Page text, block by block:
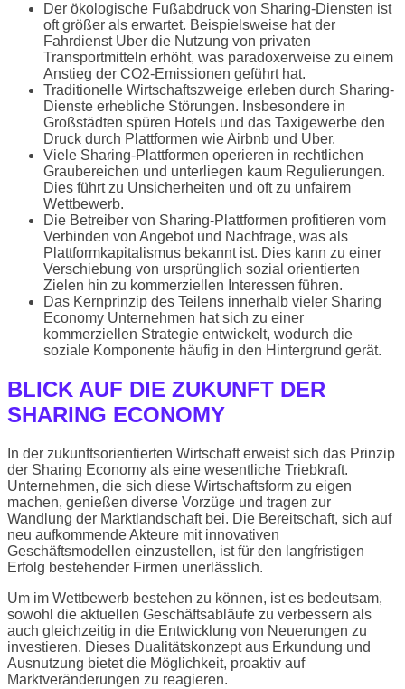
Der ökologische Fußabdruck von Sharing-Diensten ist
oft größer als erwartet. Beispielsweise hat der
Fahrdienst Uber die Nutzung von privaten
Transportmitteln erhöht, was paradoxerweise zu einem
Anstieg der CO2-Emissionen geführt hat.
Traditionelle Wirtschaftszweige erleben durch Sharing-
Dienste erhebliche Störungen. Insbesondere in
Großstädten spüren Hotels und das Taxigewerbe den
Druck durch Plattformen wie Airbnb und Uber.
Viele Sharing-Plattformen operieren in rechtlichen
Graubereichen und unterliegen kaum Regulierungen.
Dies führt zu Unsicherheiten und oft zu unfairem
Wettbewerb.
Die Betreiber von Sharing-Plattformen profitieren vom
Verbinden von Angebot und Nachfrage, was als
Plattformkapitalismus bekannt ist. Dies kann zu einer
Verschiebung von ursprünglich sozial orientierten
Zielen hin zu kommerziellen Interessen führen.
Das Kernprinzip des Teilens innerhalb vieler Sharing
Economy Unternehmen hat sich zu einer
kommerziellen Strategie entwickelt, wodurch die
soziale Komponente häufig in den Hintergrund gerät.
BLICK AUF DIE ZUKUNFT DER
SHARING ECONOMY
In der zukunftsorientierten Wirtschaft erweist sich das Prinzip
der Sharing Economy als eine wesentliche Triebkraft.
Unternehmen, die sich diese Wirtschaftsform zu eigen
machen, genießen diverse Vorzüge und tragen zur
Wandlung der Marktlandschaft bei. Die Bereitschaft, sich auf
neu aufkommende Akteure mit innovativen
Geschäftsmodellen einzustellen, ist für den langfristigen
Erfolg bestehender Firmen unerlässlich.
Um im Wettbewerb bestehen zu können, ist es bedeutsam,
sowohl die aktuellen Geschäftsabläufe zu verbessern als
auch gleichzeitig in die Entwicklung von Neuerungen zu
investieren. Dieses Dualitätskonzept aus Erkundung und
Ausnutzung bietet die Möglichkeit, proaktiv auf
Marktveränderungen zu reagieren.